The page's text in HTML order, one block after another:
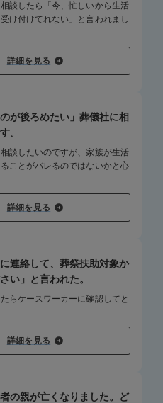
談したら「今、忙しいから生活
け付けてれない」と言われまし
詳細を見る
のが後ろめたい」葬儀社に相
。
談したいのですが、家族が生活
ことがバレるのではないかと心
詳細を見る
に連絡して、葬祭扶助対象か
い」と言われた。
らケースワーカーに確認してと
詳細を見る
の親が亡くなりました。ど